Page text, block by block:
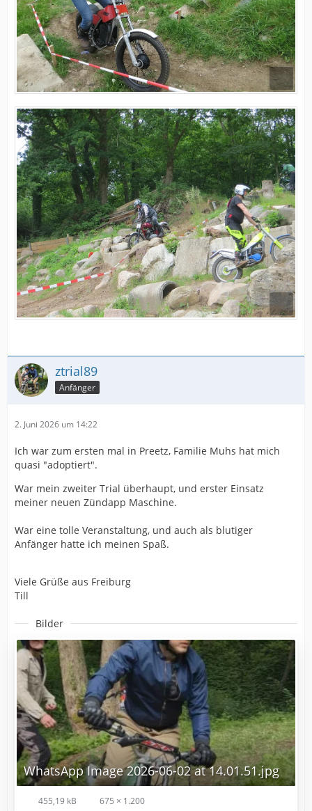
ztrial89
Anfänger
2. Juni 2026 um 14:22
Ich war zum ersten mal in Preetz, Familie Muhs hat mich
quasi "adoptiert".
War mein zweiter Trial überhaupt, und erster Einsatz
meiner neuen Zündapp Maschine.
War eine tolle Veranstaltung, und auch als blutiger
Anfänger hatte ich meinen Spaß.
Viele Grüße aus Freiburg
Till
Bilder
WhatsApp Image 2026-06-02 at 14.01.51.jpg
455,19 kB 675 × 1.200